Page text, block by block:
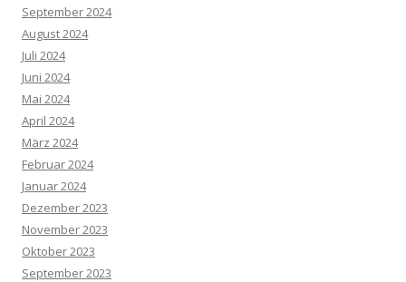
September 2024
August 2024
Juli 2024
Juni 2024
Mai 2024
April 2024
März 2024
Februar 2024
Januar 2024
Dezember 2023
November 2023
Oktober 2023
September 2023